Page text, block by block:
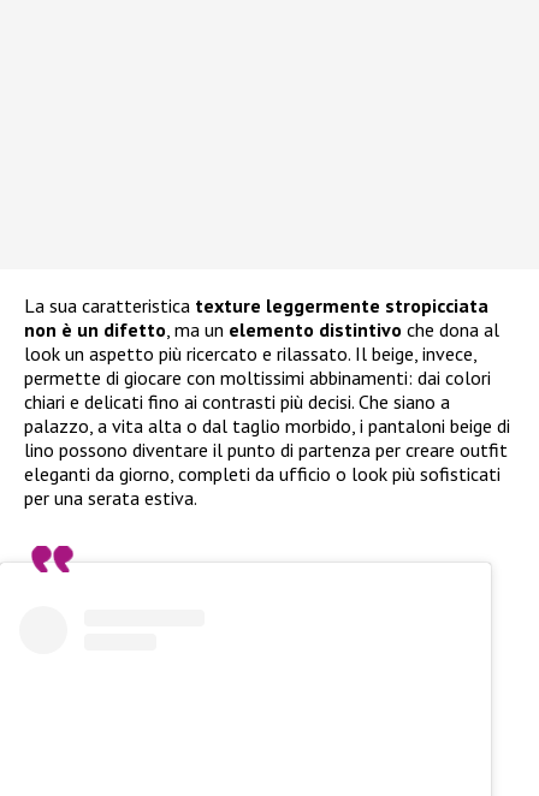
La sua caratteristica texture leggermente stropicciata
non è un difetto , ma un elemento distintivo che dona al
look un aspetto più ricercato e rilassato. Il beige, invece,
permette di giocare con moltissimi abbinamenti: dai colori
chiari e delicati fino ai contrasti più decisi. Che siano a
palazzo, a vita alta o dal taglio morbido, i pantaloni beige di
lino possono diventare il punto di partenza per creare outfit
eleganti da giorno, completi da ufficio o look più sofisticati
per una serata estiva.